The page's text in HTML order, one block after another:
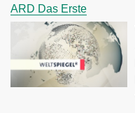
ARD Das Erste